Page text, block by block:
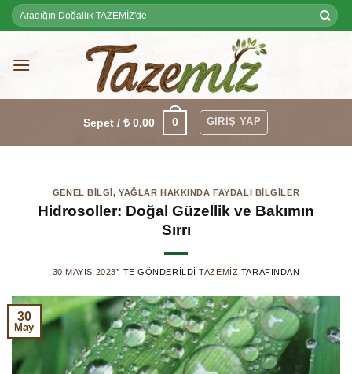
Skip
to
Ara:
Sepet / ₺0,00 0 GIRIŞ YAP
GENEL BILGI,YAĞLAR HAKKINDA FAYDALI BILGILER
Hidrosoller: Doğal Güzellik ve Bakımın
Sırrı
30 MAYIS 2023’' TE GÖNDERILDI TAZEMIZ TARAFINDAN
30
May